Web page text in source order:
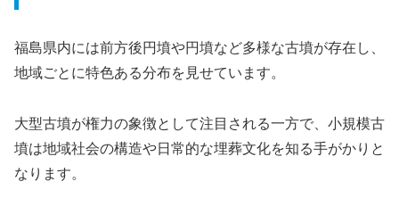
福島県内には前方後円墳や円墳など多様な古墳が存在し、
地域ごとに特色ある分布を見せています。
大型古墳が権力の象徴として注目される一方で、小規模古
墳は地域社会の構造や日常的な埋葬文化を知る手がかりと
なります。